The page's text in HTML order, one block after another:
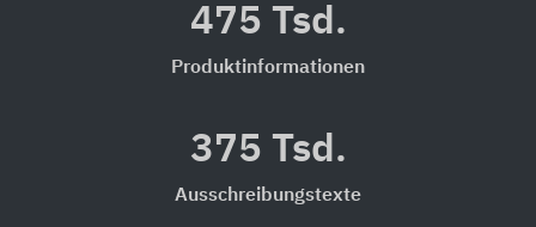
475 Tsd.
Produktinformationen
375 Tsd.
Ausschreibungstexte